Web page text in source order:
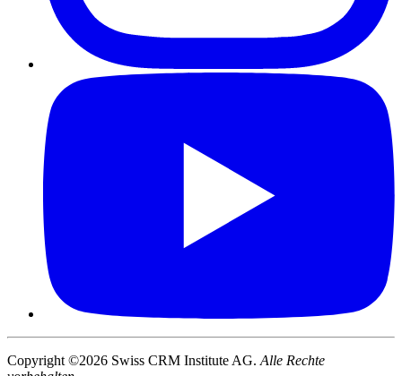
Copyright ©2026 Swiss CRM Institute AG. Alle Rechte